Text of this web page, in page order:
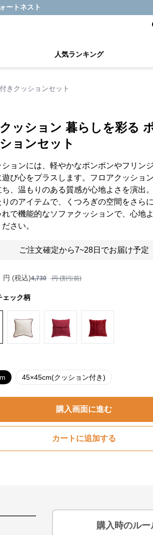
ートネスト
人気ランキング
きクッションセット
ッション 暮らしを彩る
ョンセット
ションには、軽やかなポンポンやフリン
遊び心をプラスします。フロアクッショ
、温もりのある質感が心地よさを演出
のアイテムで、くつろぎの空間をさら
で機能的なソファクッションで、心地
さい。
ご注文確定から7~28日でお届け予定
円 (税込)4,730 円 (割引前)
ェック柄
45×45cm(クッション付き)
購入画面に進む
カートに追加する
購入時のルー